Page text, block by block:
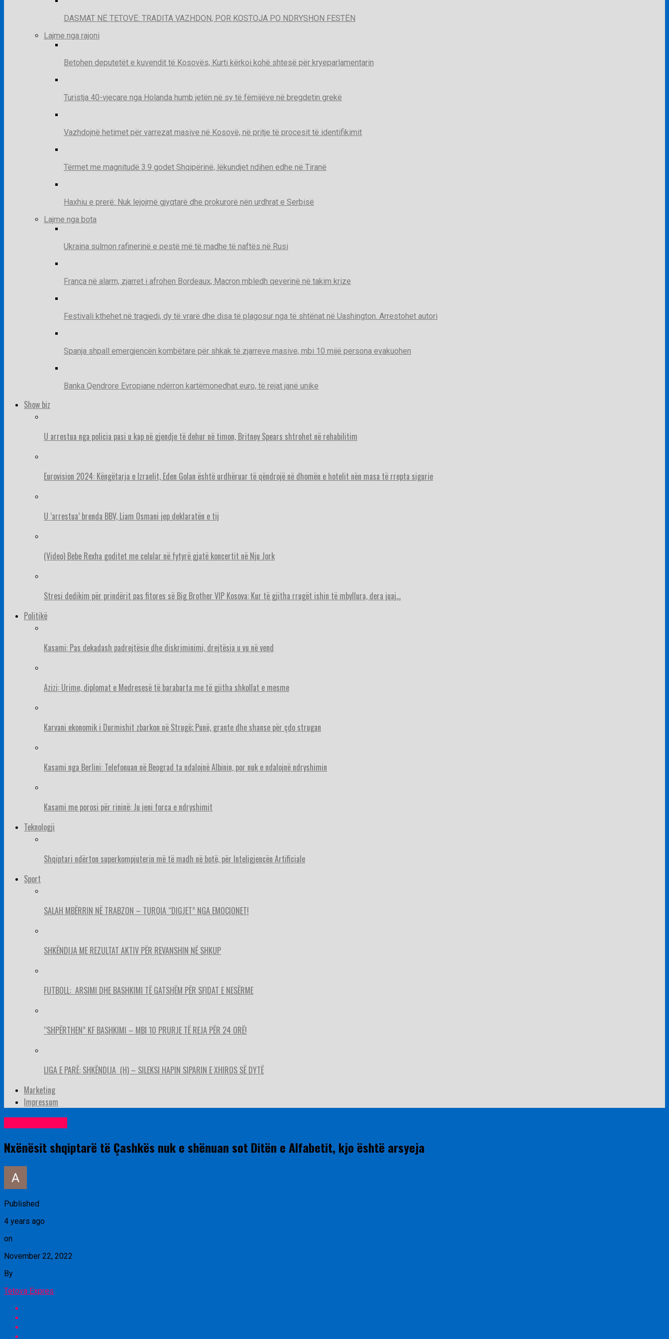
DASMAT NË TETOVË: TRADITA VAZHDON, POR KOSTOJA PO NDRYSHON FESTËN
Lajme nga rajoni
Betohen deputetët e kuvendit të Kosovës, Kurti kërkoi kohë shtesë për kryeparlamentarin
Turistja 40-vjeçare nga Holanda humb jetën në sy të fëmijëve në bregdetin grekë
Vazhdojnë hetimet për varrezat masive në Kosovë, në pritje të procesit të identifikimit
Tërmet me magnitudë 3.9 godet Shqipërinë, lëkundjet ndihen edhe në Tiranë
Haxhiu e prerë: Nuk lejojmë gjyqtarë dhe prokurorë nën urdhrat e Serbisë
Lajme nga bota
Ukraina sulmon rafinerinë e pestë më të madhe të naftës në Rusi
Franca në alarm, zjarret i afrohen Bordeaux, Macron mbledh qeverinë në takim krize
Festivali kthehet në tragjedi, dy të vrarë dhe disa të plagosur nga të shtënat në Uashington. Arrestohet autori
Spanja shpall emergjencën kombëtare për shkak të zjarreve masive, mbi 10 mijë persona evakuohen
Banka Qendrore Evropiane ndërron kartëmonedhat euro, të rejat janë unike
Show biz
U arrestua nga policia pasi u kap në gjendje të dehur në timon, Britney Spears shtrohet në rehabilitim
Eurovision 2024: Këngëtarja e Izraelit, Eden Golan është urdhëruar të qëndrojë në dhomën e hotelit nën masa të rrepta sigurie
U ‘arrestua’ brenda BBV, Liam Osmani jep deklaratën e tij
(Video) Bebe Rexha goditet me celular në fytyrë gjatë koncertit në Nju Jork
Stresi dedikim për prindërit pas fitores së Big Brother VIP Kosova: Kur të gjitha rrugët ishin të mbyllura, dera juaj…
Politikë
Kasami: Pas dekadash padrejtësie dhe diskriminimi, drejtësia u vu në vend
Azizi: Urime, diplomat e Medresesë të barabarta me të gjitha shkollat e mesme
Karvani ekonomik i Durmishit zbarkon në Strugë; Punë, grante dhe shanse për çdo strugan
Kasami nga Berlini: Telefonuan në Beograd ta ndalojnë Albinin, por nuk e ndalojnë ndryshimin
Kasami me porosi për rininë: Ju jeni forca e ndryshimit
Teknologji
Shqiptari ndërton superkompjuterin më të madh në botë, për Inteligjencën Artificiale
Sport
SALAH MBËRRIN NË TRABZON – TURQIA “DIGJET” NGA EMOCIONET!
SHKËNDIJA ME REZULTAT AKTIV PËR REVANSHIN NË SHKUP
FUTBOLL: ARSIMI DHE BASHKIMI TË GATSHËM PËR SFIDAT E NESËRME
“SHPËRTHEN” KF BASHKIMI – MBI 10 PRURJE TË REJA PËR 24 ORË!
LIGA E PARË: SHKËNDIJA (H) – SILEKSI HAPIN SIPARIN E XHIROS SË DYTË
Marketing
Impressum
Nxënësit shqiptarë të Çashkës nuk e shënuan sot Ditën e Alfabetit, kjo është arsyeja
Published
4 years ago
on
November 22, 2022
By
Tetova Expres